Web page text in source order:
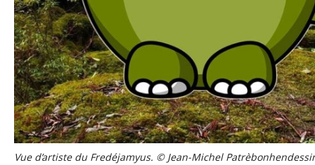
Vue d’artiste du Fredéjamyus. © Jean-Michel